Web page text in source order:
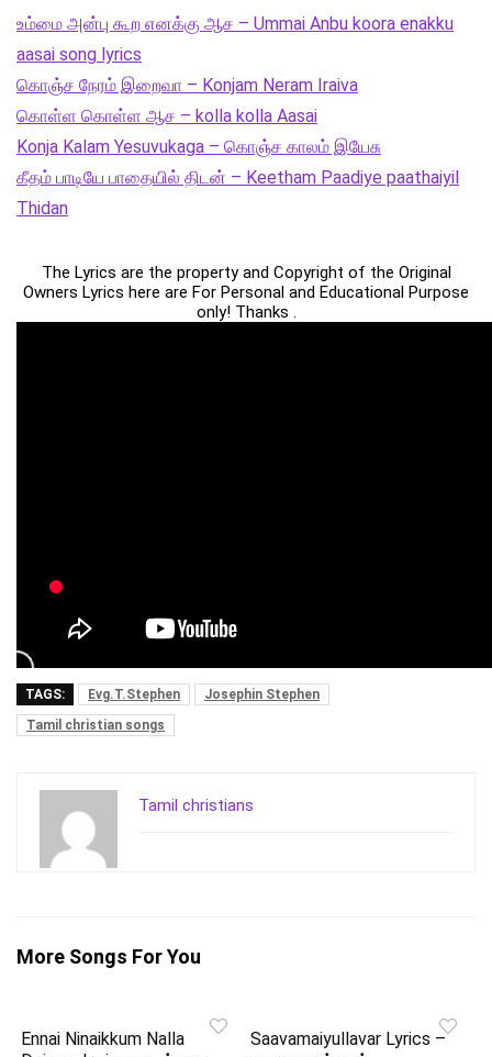
உம்மை அன்பு கூற எனக்கு ஆச – Ummai Anbu koora enakku
aasai song lyrics
கொஞ்ச நேரம் இறைவா – Konjam Neram Iraiva
கொள்ள கொள்ள ஆச – kolla kolla Aasai
Konja Kalam Yesuvukaga – கொஞ்ச காலம் இயேசு
கீதம் பாடியே பாதையில் திடன் – Keetham Paadiye paathaiyil
Thidan
The Lyrics are the property and Copyright of the Original
Owners Lyrics here are For Personal and Educational Purpose
only! Thanks .
TAGS: Evg.T.Stephen
Josephin Stephen
Tamil christian songs
Tamil christians
More Songs For You
Ennai Ninaikkum Nalla
Saavamaiyullavar Lyrics –